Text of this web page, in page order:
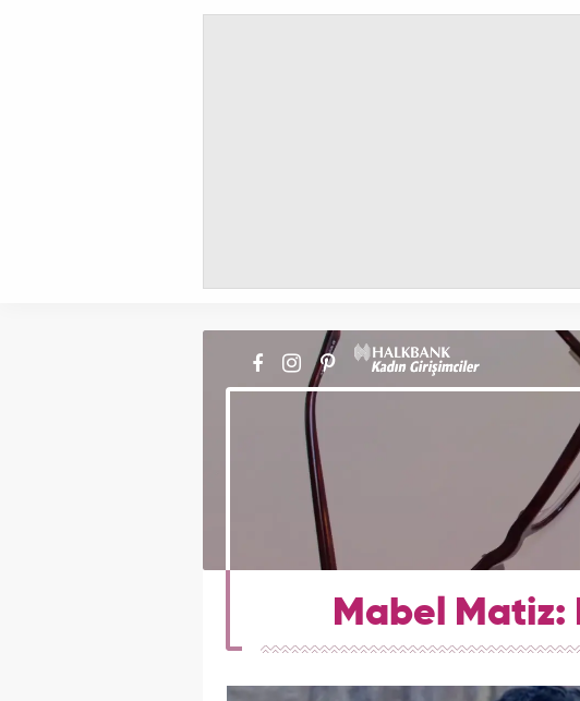
Mabel Matiz: